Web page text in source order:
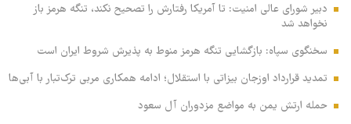
دبیر شورای عالی امنیت: تا آمریکا رفتارش را تصحیح نکند، تنگه هرمز باز
نخواهد شد
سخنگوی سپاه: بازگشایی تنگه هرمز منوط به پذیرش شروط ایران است
تمدید قرارداد اوزجان بیزاتی با استقلال؛ ادامه همکاری مربی ترک‌تبار با آبی‌ها
حمله ارتش یمن به مواضع مزدوران آل سعود